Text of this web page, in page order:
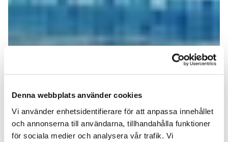
Denna webbplats använder cookies
Vi använder enhetsidentifierare för att anpassa innehållet
och annonserna till användarna, tillhandahålla funktioner
för sociala medier och analysera vår trafik. Vi